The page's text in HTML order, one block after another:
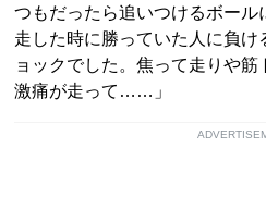
つもだったら追いつけるボール
走した時に勝っていた人に負
ョックでした。焦って走りや
激痛が走って……」